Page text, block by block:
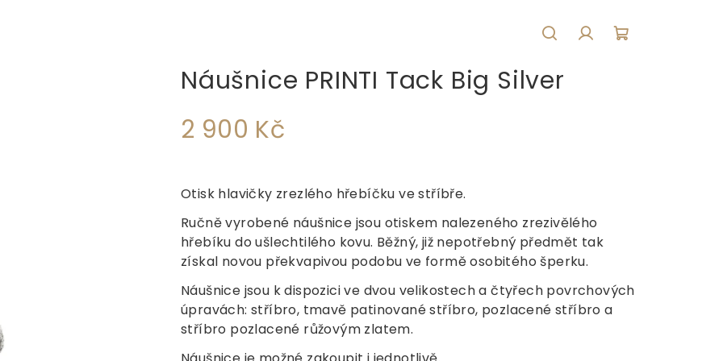
Náušnice PRINTI Tack Big Silver
2 900 Kč
cena:
Otisk hlavičky zrezlého hřebíčku ve stříbře.
Ručně vyrobené náušnice jsou otiskem nalezeného zrezivělého
hřebíku do ušlechtilého kovu. Běžný, již nepotřebný předmět tak
získal novou překvapivou podobu ve formě osobitého šperku.
Náušnice jsou k dispozici ve dvou velikostech a čtyřech povrchových
úpravách: stříbro, tmavě patinované stříbro, pozlacené stříbro a
stříbro pozlacené růžovým zlatem.